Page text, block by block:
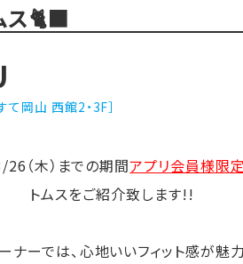
🐈‍⬛
て岡山 西館2・3F］
26（木）までの期間アプリ会員様限
トムスをご紹介致します!!
ナーでは、心地いいフィット感が魅